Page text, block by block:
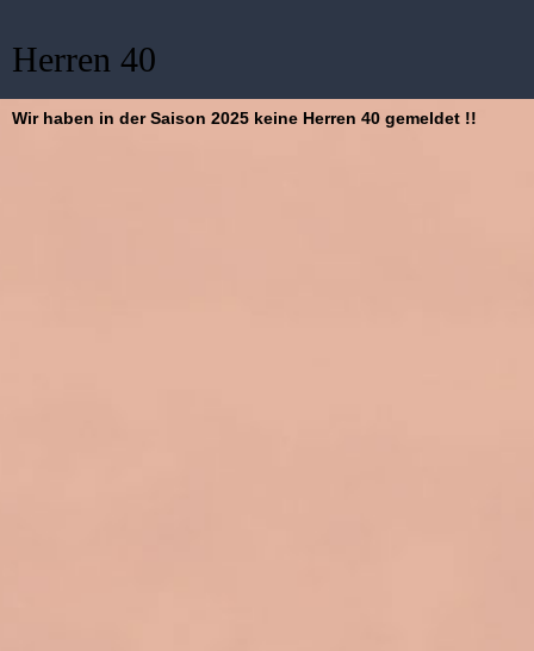
Herren 40
Wir haben in der Saison 2025 keine Herren 40 gemeldet !!